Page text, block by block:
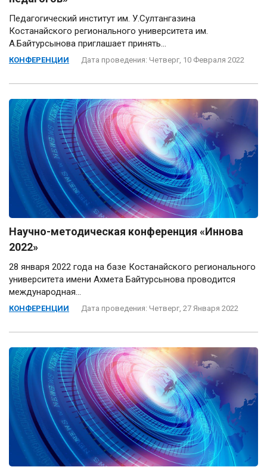
Педагогический институт им. У.Султангазина
Костанайского регионального университета им.
А.Байтурсынова приглашает принять...
КОНФЕРЕНЦИИ Дата проведения: Четверг, 10 Февраля 2022
Научно-методическая конференция «Иннова
2022»
28 января 2022 года на базе Костанайского регионального
университета имени Ахмета Байтурсынова проводится
международная...
КОНФЕРЕНЦИИ Дата проведения: Четверг, 27 Января 2022